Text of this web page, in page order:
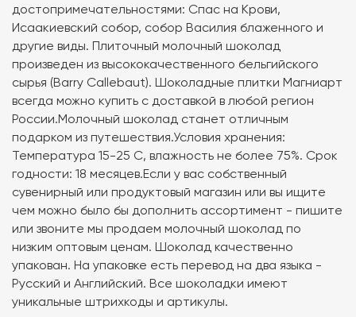
достопримечательностями: Спас на Крови,
Исаакиевский собор, собор Василия блаженного и
другие виды. Плиточный молочный шоколад
произведен из высококачественного бельгийского
сырья (Barry Callebaut). Шоколадные плитки Магниарт
всегда можно купить с доставкой в любой регион
России.Молочный шоколад станет отличным
подарком из путешествия.Условия хранения:
Температура 15-25 C, влажность не более 75%. Срок
годности: 18 месяцев.Если у вас собственный
сувенирный или продуктовый магазин или вы ищите
чем можно было бы дополнить ассортимент - пишите
или звоните мы продаем молочный шоколад по
низким оптовым ценам. Шоколад качественно
упакован. На упаковке есть перевод на два языка -
Русский и Английский. Все шоколадки имеют
уникальные штрихкоды и артикулы.